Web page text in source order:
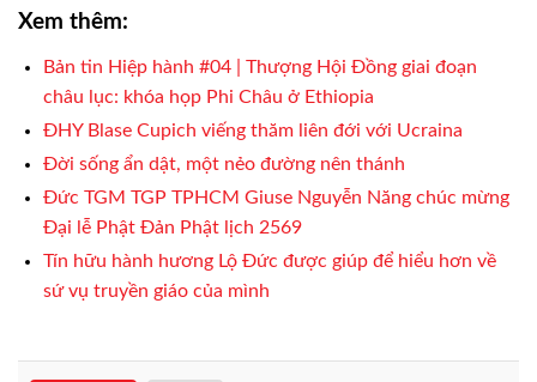
Xem thêm:
Bản tin Hiệp hành #04 | Thượng Hội Đồng giai đoạn
châu lục: khóa họp Phi Châu ở Ethiopia
ĐHY Blase Cupich viếng thăm liên đới với Ucraina
Đời sống ẩn dật, một nẻo đường nên thánh
Đức TGM TGP TPHCM Giuse Nguyễn Năng chúc mừng
Đại lễ Phật Đản Phật lịch 2569
Tín hữu hành hương Lộ Đức được giúp để hiểu hơn về
sứ vụ truyền giáo của mình